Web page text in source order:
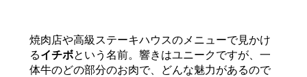
焼肉店や高級ステーキハウスのメニューで見かけ
るイチボという名前。響きはユニークですが、一
体牛のどの部分のお肉で、どんな魅力があるので